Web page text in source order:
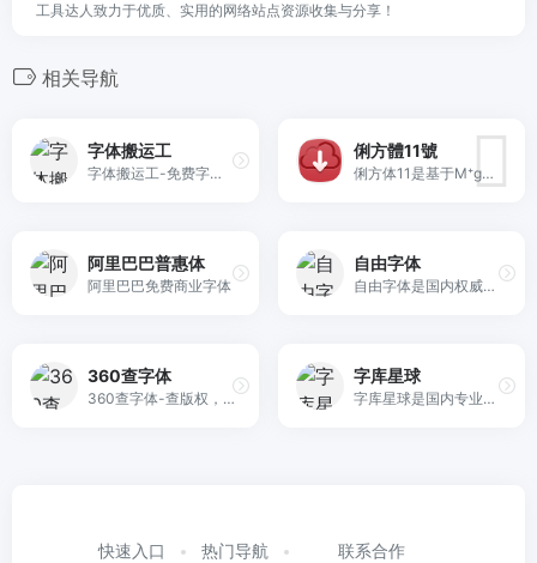
工具达人致力于优质、实用的网络站点资源收集与分享！
相关导航
字体搬运工
字体搬运工-免费字体下载，免费商用字体下载
俐方體11號
俐方体11是基于M⁺goic 12r衍生的开源繁体中文11×11点阵字体，可用于创意风格的游戏以及算法原型。
阿里巴巴普惠体
阿里巴巴免费商业字体
自由字体
自由字体是国内权威的免费字体网站，汇聚全网免费字体，提供可商用免费字体下载。所有免费字体的授权均经核对确认，个人及商用均可免费自由使用，有效规避字体版权风险。
360查字体
360查字体-查版权，免纠纷。一键查询字体是否可以商业，支持在线搜索查询已经安装的字体版权，避免版权纠纷。
字库星球
字库星球是国内专业免费可商用字体收录平台，2023年创办至今，作为字体行业风向标，我们近年来专注于免费可商用字体的收录学习成长交流。 通过字库星球、字库字体检测、字库星球设计导航分别沉淀优质字体事业服务。是一家集齐媒体、内容、服务的多元化平台。MCN矩阵@字库星球 在微博、微信、小红书、抖音、B站布局，汇聚全网免费可商用字体，提供免费可商用免费字体下载。所有免费字体的授权均经核对确认，个人及商用均可免费自由使用，有效规避字体版权风险。
快速入口 热门导航 联系合作